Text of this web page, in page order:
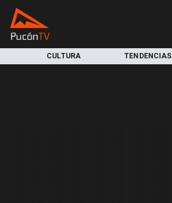
CULTURA TENDENCIAS